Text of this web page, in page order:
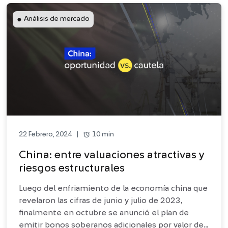
● Análisis de mercado
22 Febrero, 2024 alarm 10 min
China: entre valuaciones atractivas y
riesgos estructurales
Luego del enfriamiento de la economía china que
revelaron las cifras de junio y julio de 2023,
finalmente en octubre se anunció el plan de
emitir bonos soberanos adicionales por valor de